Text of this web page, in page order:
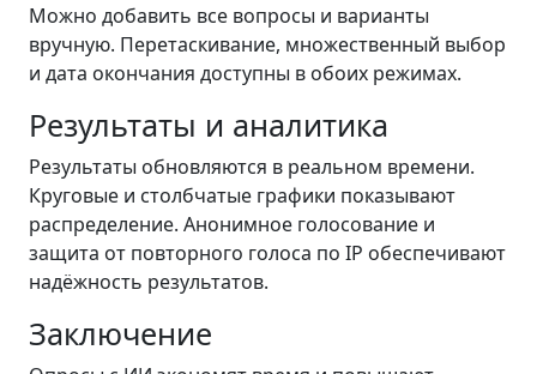
Можно добавить все вопросы и варианты
вручную. Перетаскивание, множественный выбор
и дата окончания доступны в обоих режимах.
Результаты и аналитика
Результаты обновляются в реальном времени.
Круговые и столбчатые графики показывают
распределение. Анонимное голосование и
защита от повторного голоса по IP обеспечивают
надёжность результатов.
Заключение